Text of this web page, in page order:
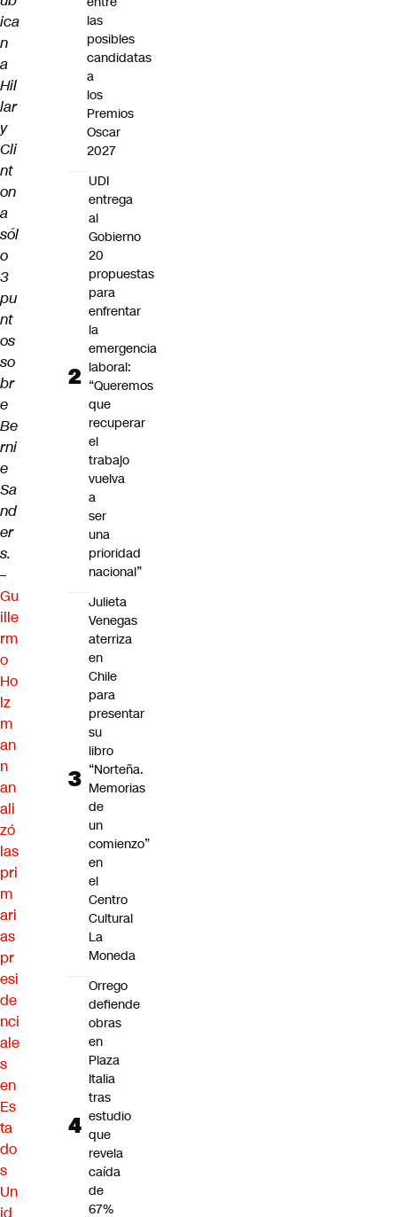
ica
n
a
Hil
lar
y
Cli
nt
on
a
sól
o
3
pu
nt
os
so
br
e
Be
rni
e
Sa
nd
er
s.
–
Gu
ille
rm
o
Ho
lz
m
an
n
an
ali
zó
las
pri
m
ari
as
pr
esi
de
nci
ale
s
en
Es
ta
do
s
Un
id
las
posibles
candidatas
a
los
Premios
Oscar
2027
UDI
entrega
al
Gobierno
20
propuestas
para
enfrentar
la
emergencia
laboral:
“Queremos
que
recuperar
el
trabajo
vuelva
a
ser
una
prioridad
nacional”
Julieta
Venegas
aterriza
en
Chile
para
presentar
su
libro
“Norteña.
Memorias
de
un
comienzo”
en
el
Centro
Cultural
La
Moneda
Orrego
defiende
obras
en
Plaza
Italia
tras
estudio
que
revela
caída
de
67%